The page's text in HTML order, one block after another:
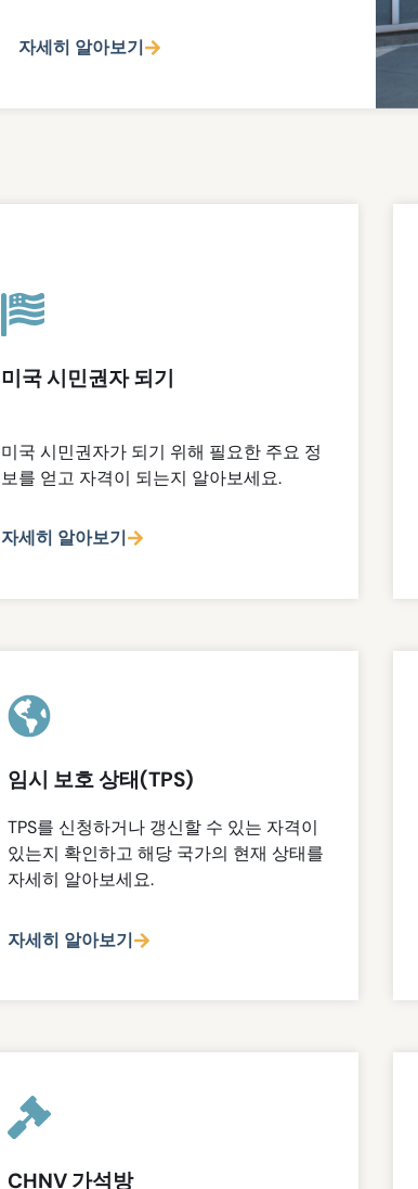
자세히 알아보기
미국 시민권자 되기
미국 시민권자가 되기 위해 필요한 주요 정
보를 얻고 자격이 되는지 알아보세요.
자세히 알아보기
임시 보호 상태(TPS)
TPS를 신청하거나 갱신할 수 있는 자격이
있는지 확인하고 해당 국가의 현재 상태를
자세히 알아보세요.
자세히 알아보기
CHNV 가석방